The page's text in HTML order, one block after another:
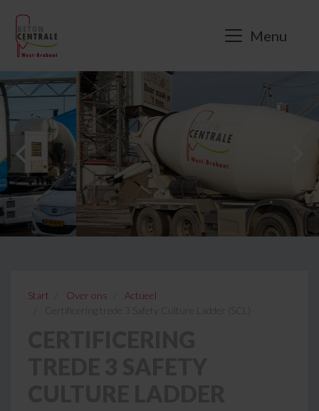
Menu
Start Over ons
Actueel
Certificering trede 3 Safety Culture Ladder (SCL)